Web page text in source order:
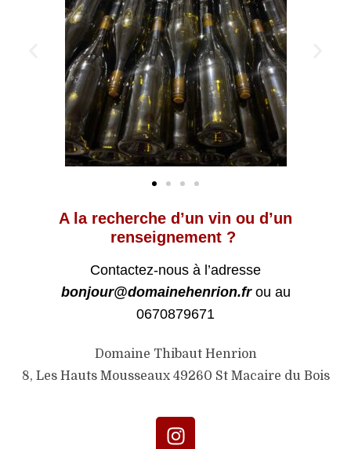
A la recherche d’un vin ou d’un
renseignement ?
Contactez-nous à l’adresse
bonjour@domainehenrion.frou au
0670879671
Domaine Thibaut Henrion
8, Les Hauts Mousseaux 49260 St Macaire du Bois